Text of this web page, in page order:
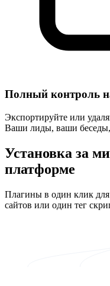
Полный контроль
Экспортируйте или
Ваши лиды, ваши
Установка за
платформе
Плагины в один клик
сайтов или один тег